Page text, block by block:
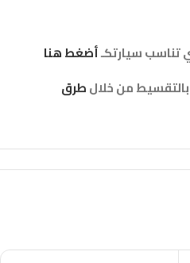
أضغط هنا
من خلالطرق